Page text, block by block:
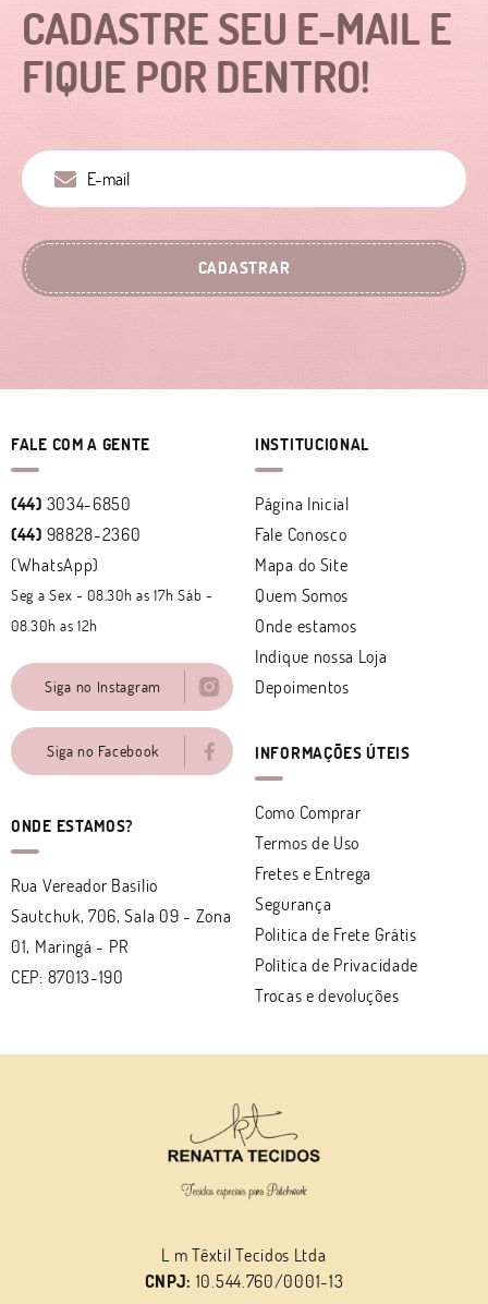
CADASTRE SEU E-MAIL E
FIQUE POR DENTRO!
CADASTRAR
FALE COM A GENTE
(44) 3034-6850
(44) 98828-2360
(WhatsApp)
Seg a Sex - 08.30h as 17h Sáb -
08.30h as 12h
Siga no Instagram
Siga no Facebook
ONDE ESTAMOS?
Rua Vereador Basílio
Sautchuk, 706, Sala 09 - Zona
01, Maringá - PR
CEP: 87013-190
INSTITUCIONAL
Página Inicial
Fale Conosco
Mapa do Site
Quem Somos
Onde estamos
Indique nossa Loja
Depoimentos
INFORMAÇÕES ÚTEIS
Como Comprar
Termos de Uso
Fretes e Entrega
Segurança
Politica de Frete Grátis
Política de Privacidade
Trocas e devoluções
L m Têxtil Tecidos Ltda
CNPJ: 10.544.760/0001-13